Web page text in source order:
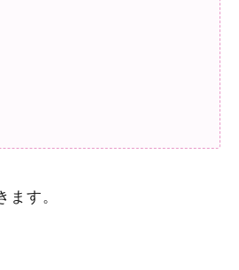
ます。